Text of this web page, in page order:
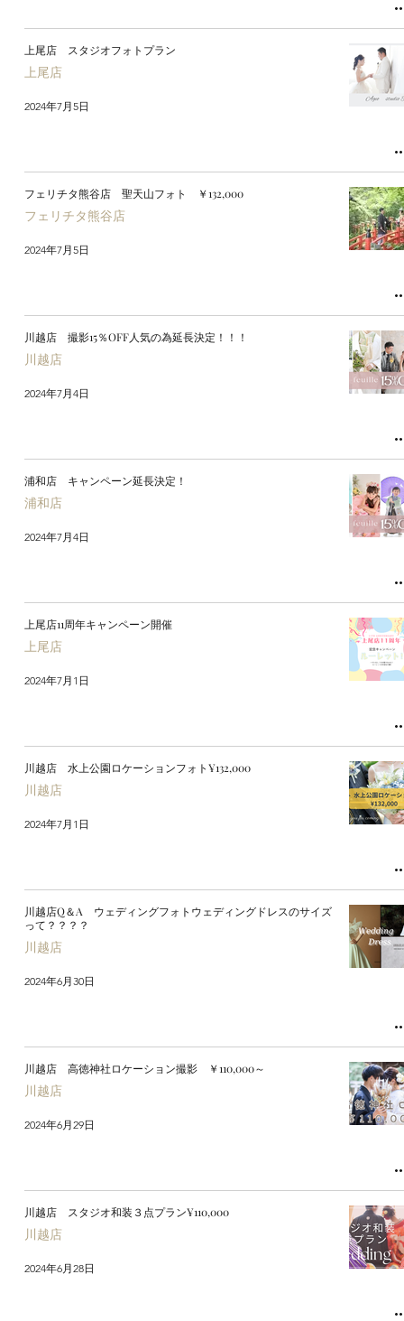
上尾店 スタジオフォトプラン
上尾店
2024年7月5日
フェリチタ熊谷店 聖天山フォト ￥132,000
フェリチタ熊谷店
2024年7月5日
川越店 撮影15％OFF人気の為延長決定！！！
川越店
2024年7月4日
浦和店 キャンペーン延長決定！
浦和店
2024年7月4日
上尾店11周年キャンペーン開催
上尾店
2024年7月1日
川越店 水上公園ロケーションフォト¥132,000
川越店
2024年7月1日
川越店Q＆A ウェディングフォトウェディングドレスのサイズ
って？？？？
川越店
2024年6月30日
川越店 高徳神社ロケーション撮影 ￥110,000～
川越店
2024年6月29日
川越店 スタジオ和装３点プラン¥110,000
川越店
2024年6月28日